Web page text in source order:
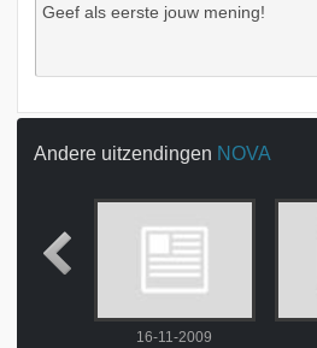
Andere uitzendingen NOVA
16-11-2009